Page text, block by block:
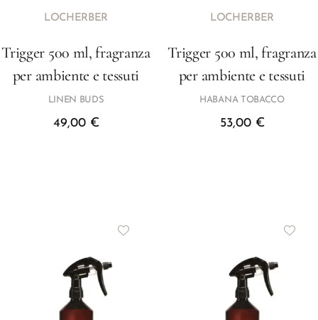
LOCHERBER
Trigger 500 ml, fragranza
per ambiente e tessuti
LINEN BUDS
49,00 €
LOCHERBER
Trigger 500 ml, fragranza
per ambiente e tessuti
HABANA TOBACCO
53,00 €